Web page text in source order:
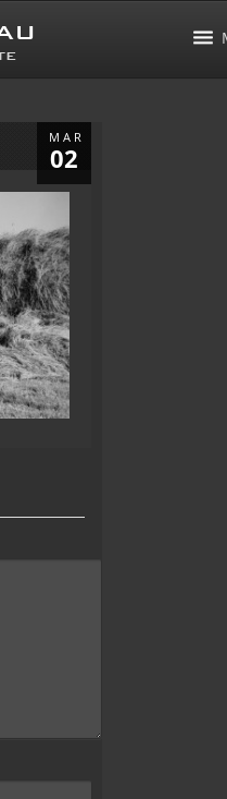
MAR
02